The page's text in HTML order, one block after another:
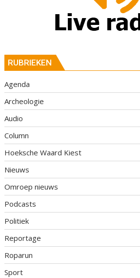
RUBRIEKEN
Agenda
Archeologie
Audio
Column
Hoeksche Waard Kiest
Nieuws
Omroep nieuws
Podcasts
Politiek
Reportage
Roparun
Sport